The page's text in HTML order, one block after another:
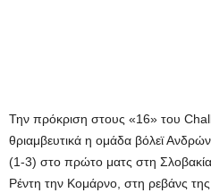
Την πρόκριση στους «16» του
θριαμβευτικά η ομάδα βόλεϊ
(1-3) στο πρώτο ματς στη
Ρέντη την Κομάρνο, στη ρεβάνς